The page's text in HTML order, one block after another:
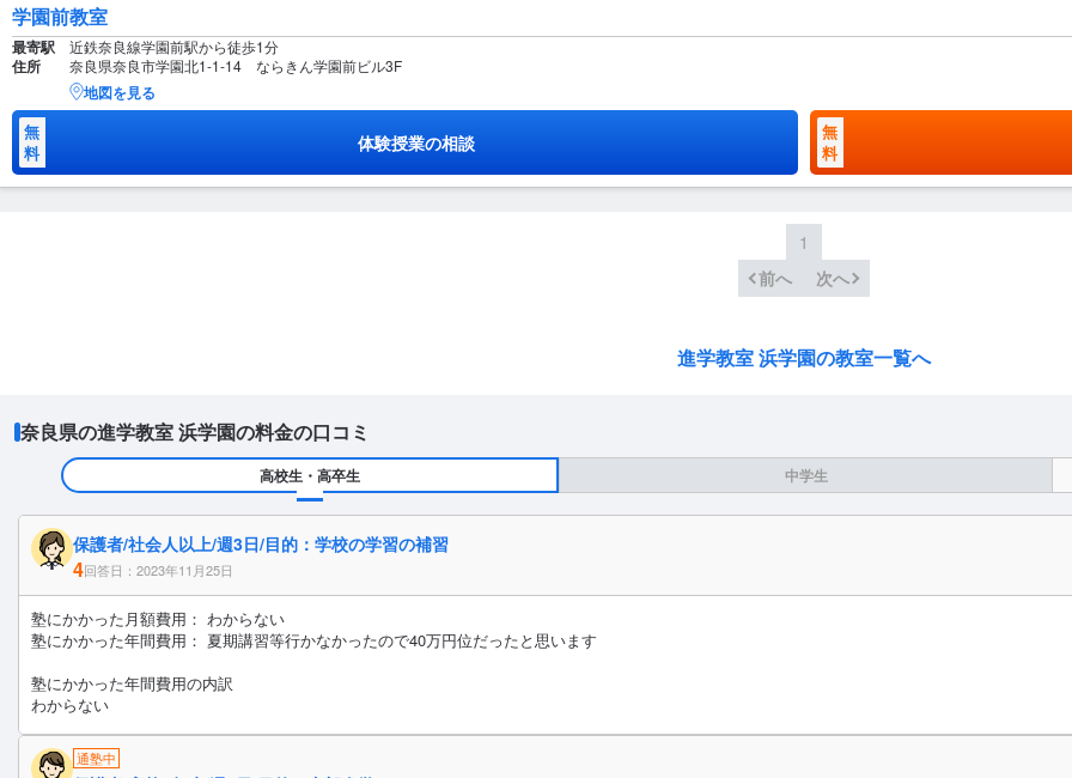
学園前教室
最寄駅 近鉄奈良線学園前駅から徒歩1分
住所 奈良県奈良市学園北1-1-14 ならきん学園前ビル3F
地図を見る
無
料
体験授業の相談
無
料
1
前へ
次へ
進学教室 浜学園の教室一覧へ
奈良県の進学教室 浜学園の料金の口コミ
高校生・高卒生 中学生
保護者/社会人以上/週3日/目的：学校の学習の補習
4回答日：2023年11月25日
塾にかかった月額費用： わからない
塾にかかった年間費用： 夏期講習等行かなかったので40万円位だったと思います
塾にかかった年間費用の内訳
わからない
通塾中